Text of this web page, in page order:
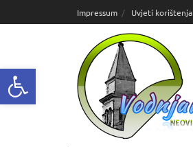
Open toolbar
do
Impressum Uvjeti korištenja